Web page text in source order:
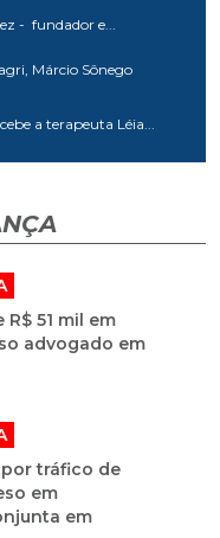
- fundador e...
Márcio Sônego
a terapeuta Léia...
51 mil em
advogado em
tráfico de
em
em